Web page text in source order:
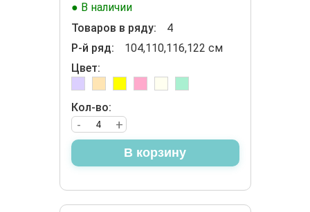
● В наличии
Товаров в ряду:
4
Р-й ряд:
104,110,116,122 см
Цвет:
Кол-во:
+
-
В корзину